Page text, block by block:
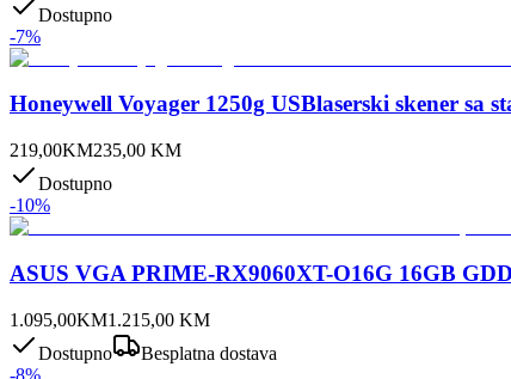
Dostupno
-7%
Honeywell Voyager 1250g USBlaserski skener sa
219,00KM235,00 KM
Dostupno
-10%
ASUS VGA PRIME-RX9060XT-O16G 16GB
1.095,00KM1.215,00 KM
Dostupno
Besplatna dostava
-8%